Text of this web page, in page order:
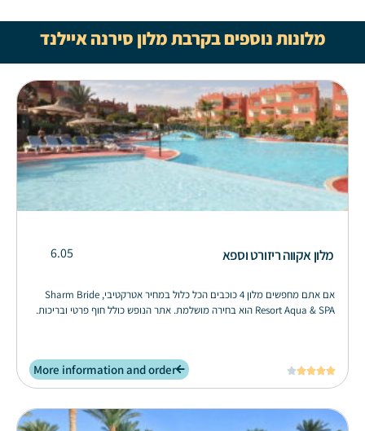
מלונות נוספים בקרבת מלון סירנה איילנד
מלון אקווה ריזורט וספא 6.05
אם אתם מחפשים מלון 4 כוכבים הכל כלול במחיר אטרקטיבי, Sharm Bride
Resort Aqua & SPA הוא בחירה מושלמת. אתר הנופש כולל חוף פרטי ובריכות.





More information and order